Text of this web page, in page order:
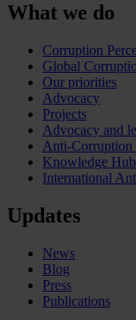
What we do
Corruption
Global
Our priorities
Advocacy
Projects
Advocacy and
Anti-Corruption
Knowledge Hub
International
Updates
News
Blog
Press
Publications